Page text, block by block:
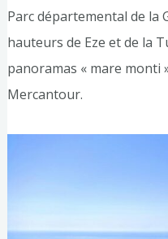
Parc départemental de la
hauteurs de Eze et de la
panoramas « mare
Mercantour.